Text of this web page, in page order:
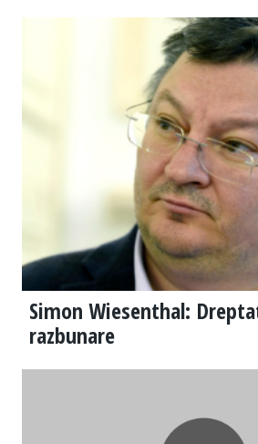
Simon Wiesenthal:
razbunare